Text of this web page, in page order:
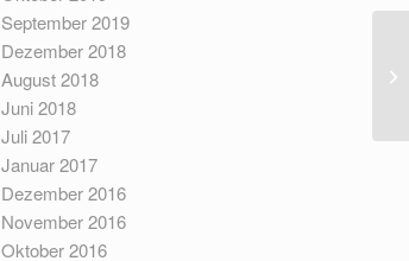
September 2019
Dezember 2018
August 2018
Juni 2018
Juli 2017
Januar 2017
Dezember 2016
November 2016
Oktober 2016